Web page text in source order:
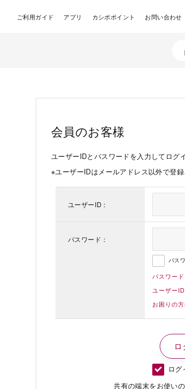
ご利用ガイド アプリ カシポポイント お問い合わせ
会員のお客様
ユーザーIDとパスワードを入力してログ
※ユーザーIDはメールアドレス以外で登
ユーザーID：
パスワード：
パス
パスワー
ユーザー
お困りの
ログ
共有の端末をお使い